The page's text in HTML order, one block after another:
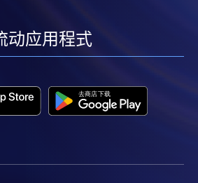
Online WeChat Pay）、支付宝
转数快（FPS）缴付学费，详情请
linkedin
动应用程式